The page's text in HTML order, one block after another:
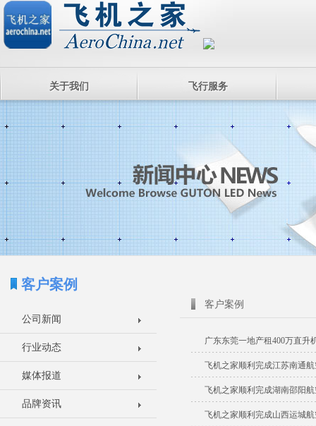
关于我们 飞行服务
客户案例
公司新闻
行业动态
媒体报道
品牌资讯
客户案例
广东东莞一地产租400万直升
飞机之家顺利完成江苏南通
飞机之家顺利完成湖南邵阳
飞机之家顺利完成山西运城